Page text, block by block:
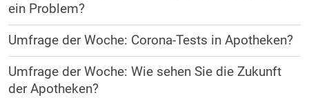
ein Problem?
Umfrage der Woche: Corona-Tests in Apotheken?
Umfrage der Woche: Wie sehen Sie die Zukunft
der Apotheken?